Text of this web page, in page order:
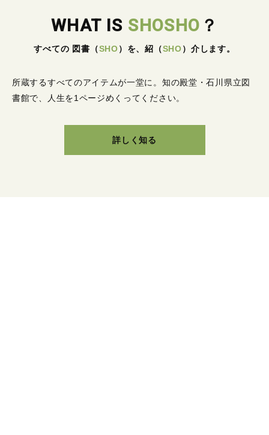
WHAT IS SHOSHO ？
すべての 図書 （SHO） を、紹 （SHO） 介します。
所蔵するすべてのアイテムが一堂に。 知の殿堂・石川県立図
書館で、人生を1ページめくってください。
詳しく知る